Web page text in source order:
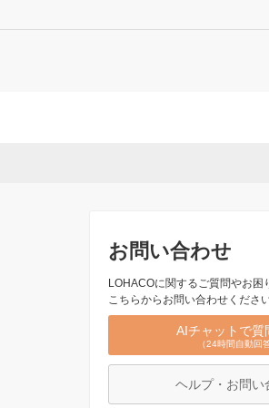
お問い合わせ
LOHACOに関するご質問やお困
こちらからお問い合わせください
AIチャットで質
（24時間自動回
ヘルプ・お問い